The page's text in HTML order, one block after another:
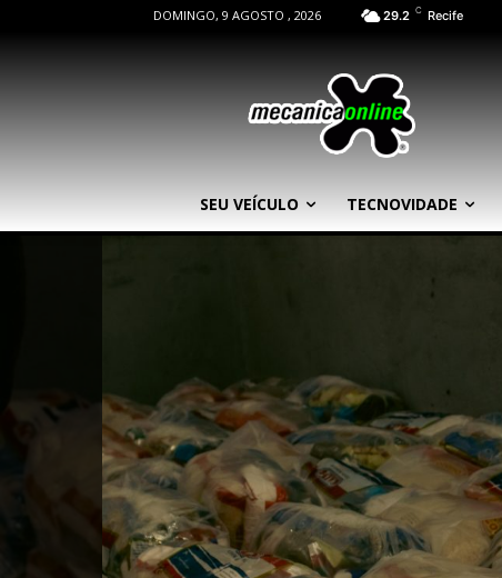
DOMINGO, 9 AGOSTO , 2026 29.2 C Recife
SEU VEÍCULO TECNOVIDADE